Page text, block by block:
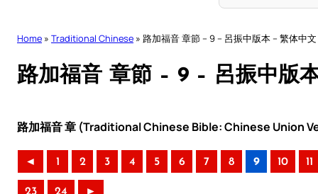
Home » Traditional Chinese » 路加福音 章節 – 9 – 呂振中版本 – 繁体中文
路加福音 章節 – 9 – 呂振中版
路加福音 章 (Traditional Chinese Bible: Chinese Union
◄ 1 2 3 4 5 6 7 8 9 10 11